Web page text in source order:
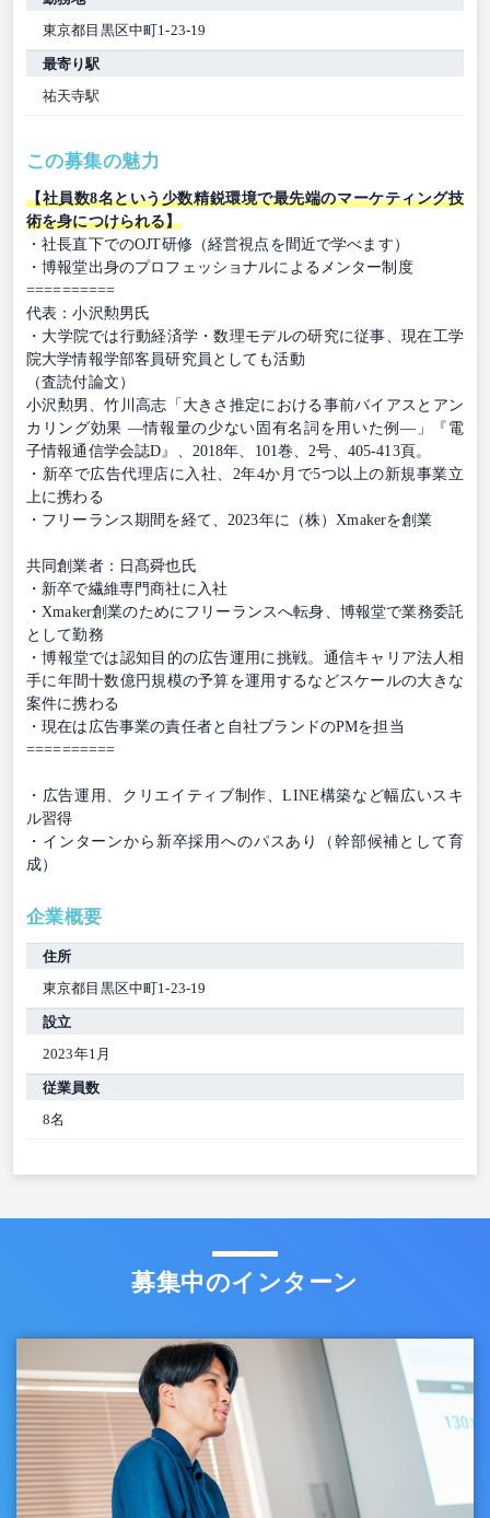
東京都目黒区中町1-23-19
最寄り駅
祐天寺駅
この募集の魅力
【社員数8名という少数精鋭環境で最先端のマーケティング技
術を身につけられる】
・社長直下でのOJT研修（経営視点を間近で学べます）
・博報堂出身のプロフェッショナルによるメンター制度
==========
代表：小沢勲男氏
・大学院では行動経済学・数理モデルの研究に従事、現在工学
院大学情報学部客員研究員としても活動
（査読付論文）
小沢勲男、竹川高志「大きさ推定における事前バイアスとアン
カリング効果 ―情報量の少ない固有名詞を用いた例―」『電
子情報通信学会誌D』、2018年、101巻、2号、405-413頁。
・新卒で広告代理店に入社、2年4か月で5つ以上の新規事業立
上に携わる
・フリーランス期間を経て、2023年に（株）Xmakerを創業
共同創業者：日髙舜也氏
・新卒で繊維専門商社に入社
・Xmaker創業のためにフリーランスへ転身、博報堂で業務委託
として勤務
・博報堂では認知目的の広告運用に挑戦。通信キャリア法人相
手に年間十数億円規模の予算を運用するなどスケールの大きな
案件に携わる
・現在は広告事業の責任者と自社ブランドのPMを担当
==========
・広告運用、クリエイティブ制作、LINE構築など幅広いスキ
ル習得
・インターンから新卒採用へのパスあり（幹部候補として育
成）
企業概要
住所
東京都目黒区中町1-23-19
設立
2023年1月
従業員数
8名
募集中のインターン